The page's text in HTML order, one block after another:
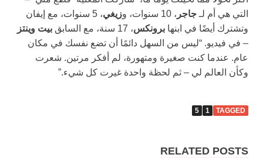
التي هي أم لـ جاجر ، 10 سنوات، و زيغي
، 5 سنوات، مع إيفان
وتشترك أيضًا في ابنها برونكس، 17 سنة، مع السابق
بيت وينتز
– في فيديو. “ليس من السهل دائمًا أن تضع نفسك في مكان
عام. عندما كنت صغيرة ومتهورة، لم أفكر مرتين. شعرت
وكأن العالم لي – ثم لحظة واحدة غيرت كل شيء.”
TAGGED
1
5
RELATED POSTS